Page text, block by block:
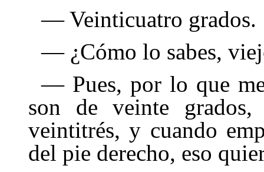
— Veinticuatro grados.
— ¿Cómo lo sabes,
— Pues, por lo que
son de veinte
veintitrés, y cuando
del pie derecho, eso